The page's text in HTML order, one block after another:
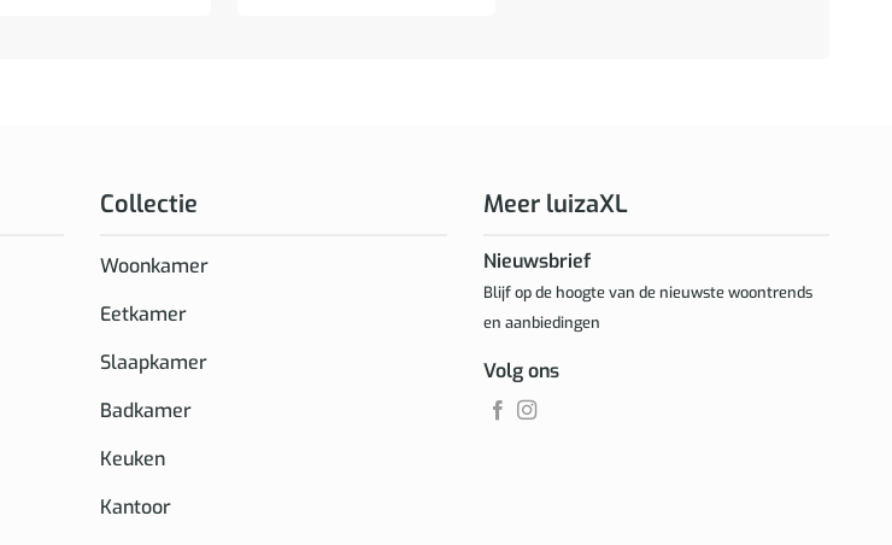
Collectie
Woonkamer
Eetkamer
Slaapkamer
Badkamer
Keuken
Kantoor
Meer luizaXL
Nieuwsbrief
Blijf op de hoogte van de nieuwste woontrends
en aanbiedingen
Volg ons